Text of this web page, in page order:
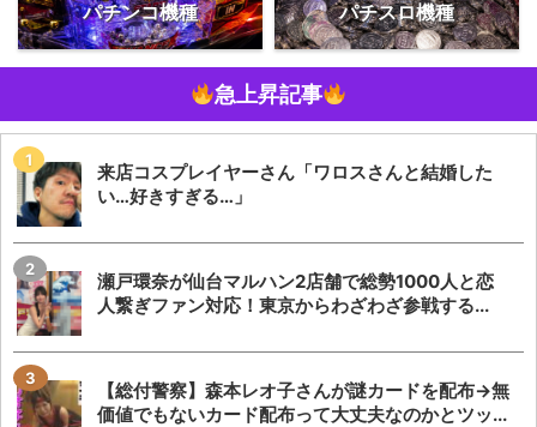
パチンコ機種 パチスロ機種
急上昇記事
来店コスプレイヤーさん「ワロスさんと結婚した
い…好きすぎる…」
瀬戸環奈が仙台マルハン2店舗で総勢1000人と恋
人繋ぎファン対応！東京からわざわざ参戦する...
【総付警察】森本レオ子さんが謎カードを配布→無
価値でもないカード配布って大丈夫なのかとツッ...